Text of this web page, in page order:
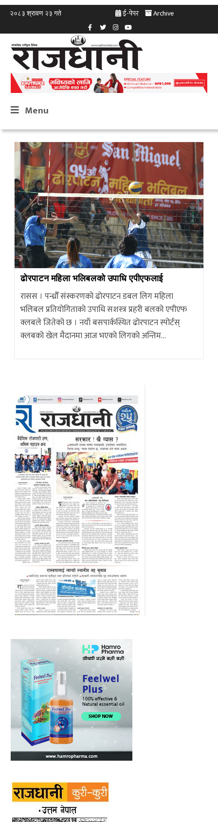
२०८३ श्रावण २३ गते ई-पेपर Archive
Menu
ढोरपाटन महिला भलिबलको उपाधि एपीएफलाई
रासस । पन्ध्रौँ संस्करणको ढोरपाटन डबल लिग महिला
भलिबल प्रतियोगिताको उपाधि सशस्त्र प्रहरी बलको एपीएफ
क्लबले जितेको छ । नयाँ बसपार्कस्थित ढोरपाटन स्पोर्टस्
क्लबको खेल मैदानमा आज भएको लिगको अन्तिम…